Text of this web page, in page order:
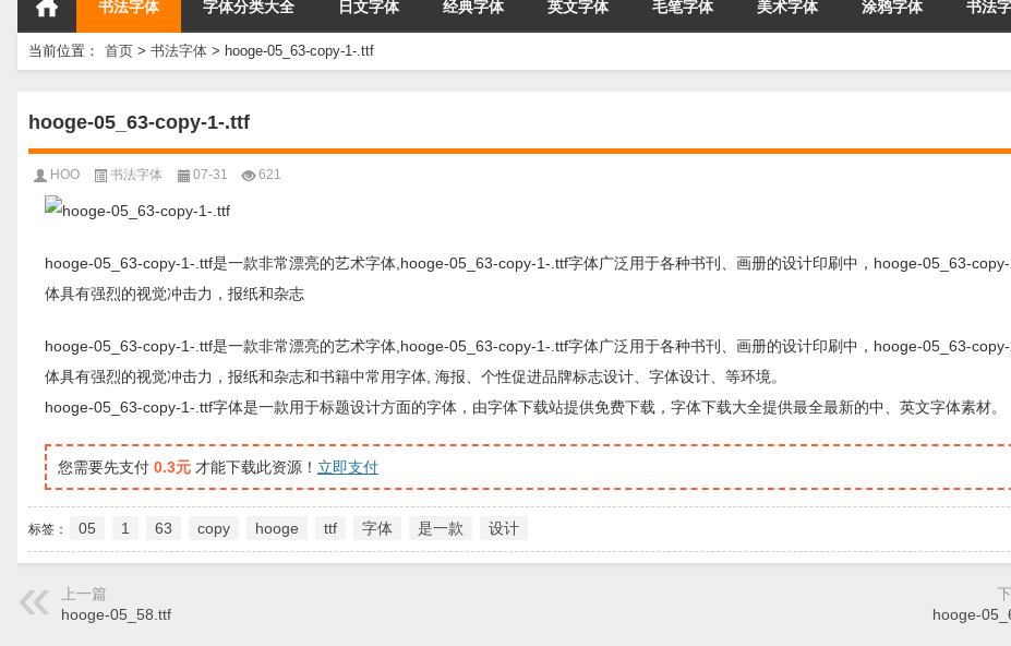
书法字体 字体分类大全 日文字体 经典字体 英文字体 毛笔字体 美术字体 涂鸦字体 书法
当前位置： 首页 > 书法字体 > hooge-05_63-copy-1-.ttf
hooge-05_63-copy-1-.ttf
HOO 书法字体 07-31 621
hooge-05_63-copy-1-.ttf是一款非常漂亮的艺术字体,hooge-05_63-copy-1-.ttf字体广泛用于各种书刊、画册的设计印刷中，hooge-05_63-
体具有强烈的视觉冲击力，报纸和杂志
hooge-05_63-copy-1-.ttf是一款非常漂亮的艺术字体,hooge-05_63-copy-1-.ttf字体广泛用于各种书刊、画册的设计印刷中，hooge-05_63-
体具有强烈的视觉冲击力，报纸和杂志和书籍中常用字体, 海报、个性促进品牌标志设计、字体设计、等环境。
hooge-05_63-copy-1-.ttf字体是一款用于标题设计方面的字体，由字体下载站提供免费下载，字体下载大全提供最全最新的中、英文字体素材。
您需要先支付 0.3元 才能下载此资源！ 立即支付
标签： 05 1 63 copy hooge ttf 字体 是一款 设计
上一篇
hooge-05_58.ttf
hooge-